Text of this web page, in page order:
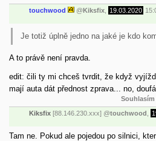
touchwood @ Kiksfix 19.03.2020
Je totiž úplně jedno na jaké je kdo
A to právě není pravda.
edit: čili ty mi chceš tvrdit, že když
mají auta dát přednost zprava... no,
Souhlasím
Kiksfix [88.146.230.xxx] @touchwood
Tam ne. Pokud ale pojedou po silnici,